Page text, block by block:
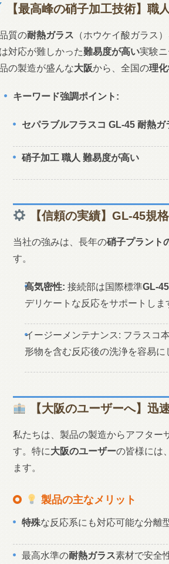
【最高峰の硝子加工技術】 職人
質の耐熱ガラス （ホウケイ酸ガラス
対応が難しかった難易度が高い実験
の製造が盛んな大阪から、全国の理
キーワード強調ポイント:
セパラブルフラスコ GL-45 耐熱ガ
硝子加工 職人 難易度が高い
【信頼の実績】 GL-45規
当社の強みは、長年の硝子プラント
す。
高気密性: 接続部は国際標準GL-45
デリケートな反応をサポートしま
イージーメンテナンス: フラスコ
形物を含む反応後の洗浄を容易に
【大阪のユーザーへ】迅
私たちは、製品の製造からアフター
す。特に大阪のユーザーの皆様には
ます。
製品の主なメリット
特殊な反応系にも対応可能な分離
最高水準の耐熱ガラス素材で安全